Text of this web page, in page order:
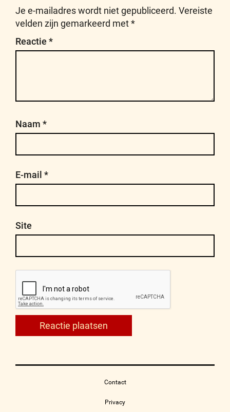
Je e-mailadres wordt niet gepubliceerd. Vereiste
velden zijn gemarkeerd met*
Reactie *
Naam *
E-mail *
Site
Contact
Privacy